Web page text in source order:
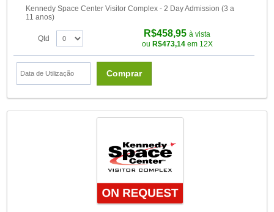
Kennedy Space Center Visitor Complex - 2 Day Admission (3 a
11 anos)
Qtd R$458,95à vista
ou R$473,14em 12X
Comprar